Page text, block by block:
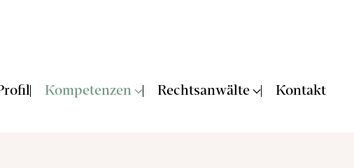
Kompetenzen Rechtsanwälte Kontakt